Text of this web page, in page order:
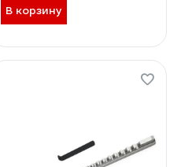
В корзину